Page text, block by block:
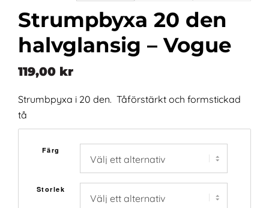
Strumpbyxa 20 den
halvglansig – Vogue
119,00 kr
Strumbpyxa i 20 den. Tåförstärkt och formstickad
tå
Färg
Storlek